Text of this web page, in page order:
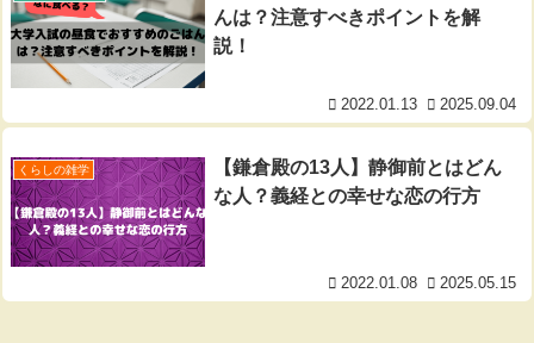
んは？注意すべきポイントを解
説！
2022.01.13 2025.09.04
くらしの雑学
【鎌倉殿の13人】静御前とはどん
な人？義経との幸せな恋の行方
2022.01.08 2025.05.15